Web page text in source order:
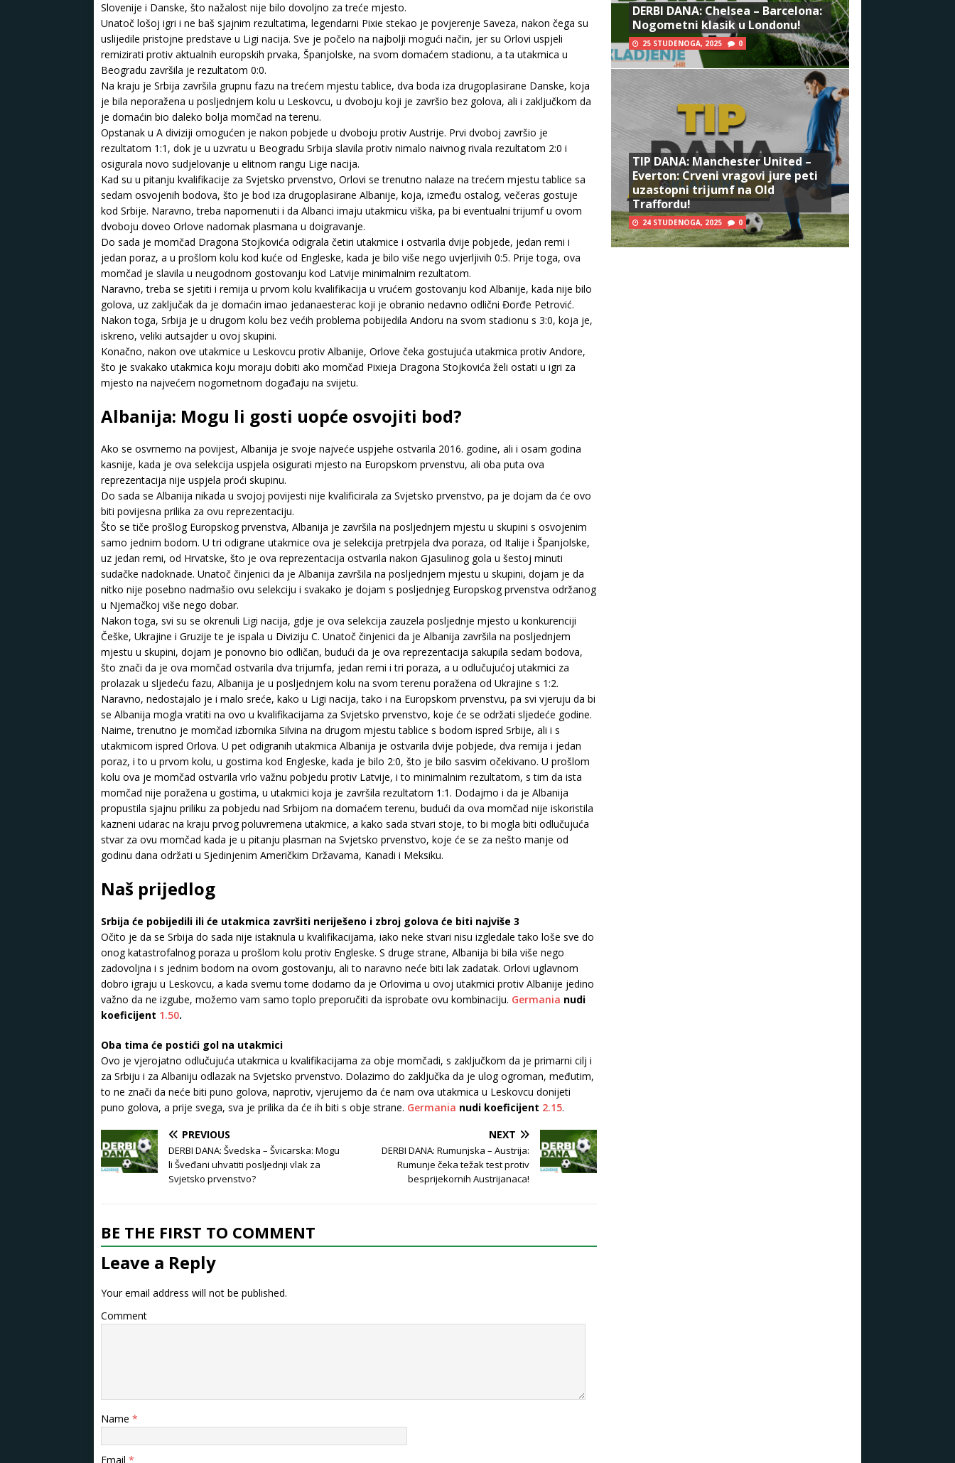
Slovenije i Danske, što nažalost nije bilo dovoljno za treće mjesto.
Unatoč lošoj igri i ne baš sjajnim rezultatima, legendarni Pixie stekao je povjerenje Saveza, nakon čega su
uslijedile pristojne predstave u Ligi nacija. Sve je počelo na najbolji mogući način, jer su Orlovi uspjeli
remizirati protiv aktualnih europskih prvaka, Španjolske, na svom domaćem stadionu, a ta utakmica u
Beogradu završila je rezultatom 0:0.
Na kraju je Srbija završila grupnu fazu na trećem mjestu tablice, dva boda iza drugoplasirane Danske, koja
je bila neporažena u posljednjem kolu u Leskovcu, u dvoboju koji je završio bez golova, ali i zaključkom da
je domaćin bio daleko bolja momčad na terenu.
Opstanak u A diviziji omogućen je nakon pobjede u dvoboju protiv Austrije. Prvi dvoboj završio je
rezultatom 1:1, dok je u uzvratu u Beogradu Srbija slavila protiv nimalo naivnog rivala rezultatom 2:0 i
osigurala novo sudjelovanje u elitnom rangu Lige nacija.
Kad su u pitanju kvalifikacije za Svjetsko prvenstvo, Orlovi se trenutno nalaze na trećem mjestu tablice sa
sedam osvojenih bodova, što je bod iza drugoplasirane Albanije, koja, između ostalog, večeras gostuje
kod Srbije. Naravno, treba napomenuti i da Albanci imaju utakmicu viška, pa bi eventualni trijumf u ovom
dvoboju doveo Orlove nadomak plasmana u doigravanje.
Do sada je momčad Dragona Stojkovića odigrala četiri utakmice i ostvarila dvije pobjede, jedan remi i
jedan poraz, a u prošlom kolu kod kuće od Engleske, kada je bilo više nego uvjerljivih 0:5. Prije toga, ova
momčad je slavila u neugodnom gostovanju kod Latvije minimalnim rezultatom.
Naravno, treba se sjetiti i remija u prvom kolu kvalifikacija u vrućem gostovanju kod Albanije, kada nije bilo
golova, uz zaključak da je domaćin imao jedanaesterac koji je obranio nedavno odlični Đorđe Petrović.
Nakon toga, Srbija je u drugom kolu bez većih problema pobijedila Andoru na svom stadionu s 3:0, koja je,
iskreno, veliki autsajder u ovoj skupini.
Konačno, nakon ove utakmice u Leskovcu protiv Albanije, Orlove čeka gostujuća utakmica protiv Andore,
što je svakako utakmica koju moraju dobiti ako momčad Pixieja Dragona Stojkovića želi ostati u igri za
mjesto na najvećem nogometnom događaju na svijetu.
Albanija: Mogu li gosti uopće osvojiti bod?
Ako se osvrnemo na povijest, Albanija je svoje najveće uspjehe ostvarila 2016. godine, ali i osam godina
kasnije, kada je ova selekcija uspjela osigurati mjesto na Europskom prvenstvu, ali oba puta ova
reprezentacija nije uspjela proći skupinu.
Do sada se Albanija nikada u svojoj povijesti nije kvalificirala za Svjetsko prvenstvo, pa je dojam da će ovo
biti povijesna prilika za ovu reprezentaciju.
Što se tiče prošlog Europskog prvenstva, Albanija je završila na posljednjem mjestu u skupini s osvojenim
samo jednim bodom. U tri odigrane utakmice ova je selekcija pretrpjela dva poraza, od Italije i Španjolske,
uz jedan remi, od Hrvatske, što je ova reprezentacija ostvarila nakon Gjasulinog gola u šestoj minuti
sudačke nadoknade. Unatoč činjenici da je Albanija završila na posljednjem mjestu u skupini, dojam je da
nitko nije posebno nadmašio ovu selekciju i svakako je dojam s posljednjeg Europskog prvenstva održanog
u Njemačkoj više nego dobar.
Nakon toga, svi su se okrenuli Ligi nacija, gdje je ova selekcija zauzela posljednje mjesto u konkurenciji
Češke, Ukrajine i Gruzije te je ispala u Diviziju C. Unatoč činjenici da je Albanija završila na posljednjem
mjestu u skupini, dojam je ponovno bio odličan, budući da je ova reprezentacija sakupila sedam bodova,
što znači da je ova momčad ostvarila dva trijumfa, jedan remi i tri poraza, a u odlučujućoj utakmici za
prolazak u sljedeću fazu, Albanija je u posljednjem kolu na svom terenu poražena od Ukrajine s 1:2.
Naravno, nedostajalo je i malo sreće, kako u Ligi nacija, tako i na Europskom prvenstvu, pa svi vjeruju da bi
se Albanija mogla vratiti na ovo u kvalifikacijama za Svjetsko prvenstvo, koje će se održati sljedeće godine.
Naime, trenutno je momčad izbornika Silvina na drugom mjestu tablice s bodom ispred Srbije, ali i s
utakmicom ispred Orlova. U pet odigranih utakmica Albanija je ostvarila dvije pobjede, dva remija i jedan
poraz, i to u prvom kolu, u gostima kod Engleske, kada je bilo 2:0, što je bilo sasvim očekivano. U prošlom
kolu ova je momčad ostvarila vrlo važnu pobjedu protiv Latvije, i to minimalnim rezultatom, s tim da ista
momčad nije poražena u gostima, u utakmici koja je završila rezultatom 1:1. Dodajmo i da je Albanija
propustila sjajnu priliku za pobjedu nad Srbijom na domaćem terenu, budući da ova momčad nije iskoristila
kazneni udarac na kraju prvog poluvremena utakmice, a kako sada stvari stoje, to bi mogla biti odlučujuća
stvar za ovu momčad kada je u pitanju plasman na Svjetsko prvenstvo, koje će se za nešto manje od
godinu dana održati u Sjedinjenim Američkim Državama, Kanadi i Meksiku.
Naš prijedlog
Srbija će pobijedili ili će utakmica završiti neriješeno i zbroj golova će biti najviše 3
Očito je da se Srbija do sada nije istaknula u kvalifikacijama, iako neke stvari nisu izgledale tako loše sve do
onog katastrofalnog poraza u prošlom kolu protiv Engleske. S druge strane, Albanija bi bila više nego
zadovoljna i s jednim bodom na ovom gostovanju, ali to naravno neće biti lak zadatak. Orlovi uglavnom
dobro igraju u Leskovcu, a kada svemu tome dodamo da je Orlovima u ovoj utakmici protiv Albanije jedino
važno da ne izgube, možemo vam samo toplo preporučiti da isprobate ovu kombinaciju. Germania nudi
koeficijent 1.50.
Oba tima će postići gol na utakmici
Ovo je vjerojatno odlučujuća utakmica u kvalifikacijama za obje momčadi, s zaključkom da je primarni cilj i
za Srbiju i za Albaniju odlazak na Svjetsko prvenstvo. Dolazimo do zaključka da je ulog ogroman, međutim,
to ne znači da neće biti puno golova, naprotiv, vjerujemo da će nam ova utakmica u Leskovcu donijeti
puno golova, a prije svega, sva je prilika da će ih biti s obje strane. Germania nudi koeficijent 2.15.
PREVIOUS
DERBI DANA: Švedska – Švicarska: Mogu
li Šveđani uhvatiti posljednji vlak za
Svjetsko prvenstvo?
NEXT
DERBI DANA: Rumunjska – Austrija:
Rumunje čeka težak test protiv
besprijekornih Austrijanaca!
BE THE FIRST TO COMMENT
Leave a Reply
Your email address will not be published.
Comment
Name *
Email *
DERBI DANA: Chelsea – Barcelona:
Nogometni klasik u Londonu!
25 STUDENOGA, 2025 0
TIP DANA: Manchester United –
Everton: Crveni vragovi jure peti
uzastopni trijumf na Old
Traffordu!
24 STUDENOGA, 2025 0